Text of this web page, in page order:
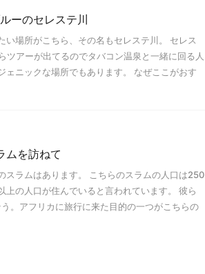
ーのセレステ川
場所がこちら、その名もセレステ川。 セレス
アーが出てるのでタバコン温泉と一緒に回る人
ニックな場所でもあります。 なぜここがおす
ムを訪ねて
スラムはあります。 こちらのスラムの人口は250
の人口が住んでいると言われています。 彼ら
。アフリカに旅行に来た目的の一つがこちらの